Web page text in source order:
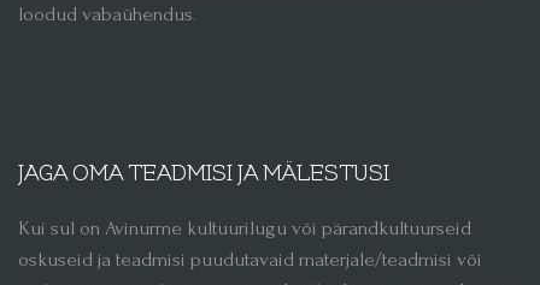
loodud vabaühendus.
JAGA OMA TEADMISI JA MÄLESTUSI
Kui sul on Avinurme kultuurilugu või pärandkultuurseid
oskuseid ja teadmisi puudutavaid materjale/teadmisi või